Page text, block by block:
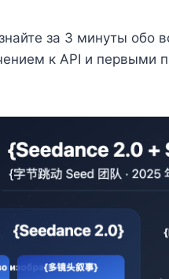
за 3 минуты обо
к API и первыми